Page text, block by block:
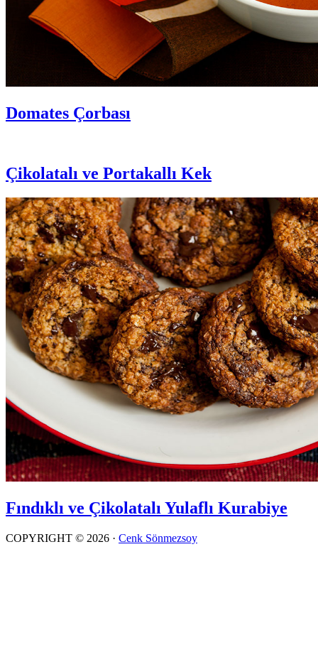
Domates Çorbası
Çikolatalı ve Portakallı Kek
Fındıklı ve Çikolatalı Yulaflı Kurabiye
COPYRIGHT © 2026 · Cenk Sönmezsoy